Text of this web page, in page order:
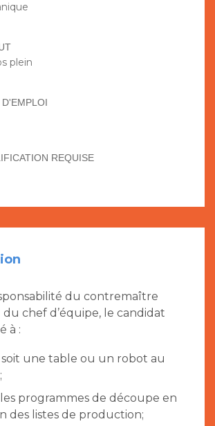
plein
REQUISE
du contremaître
du chef d’équipe, le candidat
à :
soit une table ou un robot au
programmes de découpe en
des listes de production;